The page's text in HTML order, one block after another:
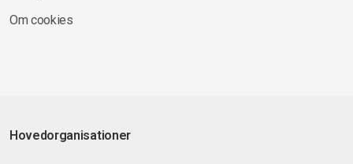
Om cookies
Hovedorganisationer